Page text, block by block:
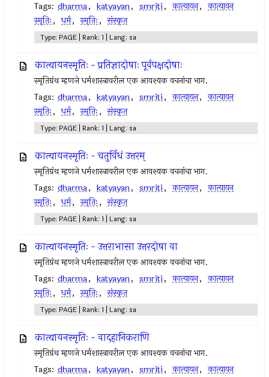
Tags: dharma, katyayan, smriti, कात्यायन, कात्यायन
स्मृतिः, धर्म, स्मृतिः, संस्कृत
Type: PAGE | Rank: 1 | Lang: sa
कात्यायनस्मृतिः - प्रतिज्ञादोषाः पूर्वपक्षदोषाः
स्मृतिग्रंथ म्हणजे धर्मशास्त्रावरील एक आवश्यक वचनांचा भाग.
Tags: dharma, katyayan, smriti, कात्यायन, कात्यायन
स्मृतिः, धर्म, स्मृतिः, संस्कृत
Type: PAGE | Rank: 1 | Lang: sa
कात्यायनस्मृतिः - चतुर्विधं उत्तरम्
स्मृतिग्रंथ म्हणजे धर्मशास्त्रावरील एक आवश्यक वचनांचा भाग.
Tags: dharma, katyayan, smriti, कात्यायन, कात्यायन
स्मृतिः, धर्म, स्मृतिः, संस्कृत
Type: PAGE | Rank: 1 | Lang: sa
कात्यायनस्मृतिः - उत्तराभासा उत्तरदोषा वा
स्मृतिग्रंथ म्हणजे धर्मशास्त्रावरील एक आवश्यक वचनांचा भाग.
Tags: dharma, katyayan, smriti, कात्यायन, कात्यायन
स्मृतिः, धर्म, स्मृतिः, संस्कृत
Type: PAGE | Rank: 1 | Lang: sa
कात्यायनस्मृतिः - वादहानिकराणि
स्मृतिग्रंथ म्हणजे धर्मशास्त्रावरील एक आवश्यक वचनांचा भाग.
Tags: dharma, katyayan, smriti, कात्यायन, कात्यायन